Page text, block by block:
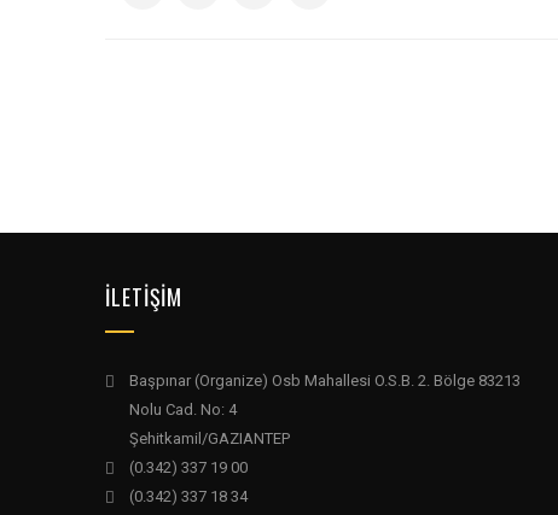
İLETİŞİM
Başpınar (Organize) Osb Mahallesi O.S.B. 2. Bölge 83213
Nolu Cad. No: 4
Şehitkamil/GAZIANTEP
(0.342) 337 19 00
(0.342) 337 18 34